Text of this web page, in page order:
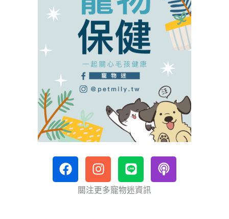
F
a
I
n
s
L
i
n
P
o
關注更多寵物迷資訊